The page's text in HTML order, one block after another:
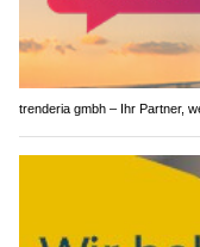
trenderia gmbh – Ihr Partner,